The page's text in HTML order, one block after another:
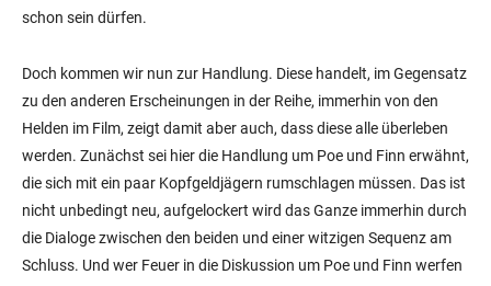
schon sein dürfen.
Doch kommen wir nun zur Handlung. Diese handelt, im Gegensatz
zu den anderen Erscheinungen in der Reihe, immerhin von den
Helden im Film, zeigt damit aber auch, dass diese alle überleben
werden. Zunächst sei hier die Handlung um Poe und Finn erwähnt,
die sich mit ein paar Kopfgeldjägern rumschlagen müssen. Das ist
nicht unbedingt neu, aufgelockert wird das Ganze immerhin durch
die Dialoge zwischen den beiden und einer witzigen Sequenz am
Schluss. Und wer Feuer in die Diskussion um Poe und Finn werfen